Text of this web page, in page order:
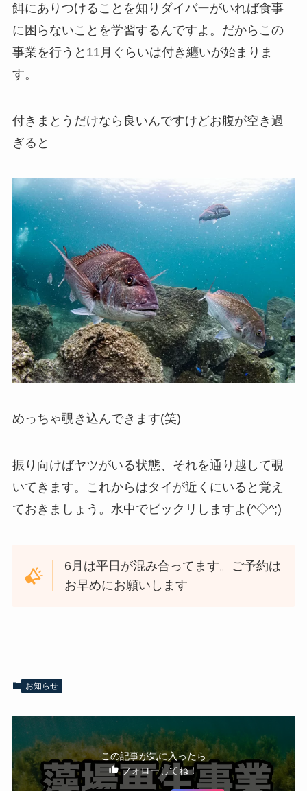
餌にありつけることを知りダイバーがいれば食事
に困らないことを学習するんですよ。だからこの
事業を行うと11月ぐらいは付き纏いが始まりま
す。
付きまとうだけなら良いんですけどお腹が空き過
ぎると
めっちゃ覗き込んできます(笑)
振り向けばヤツがいる状態、それを通り越して覗
いてきます。これからはタイが近くにいると覚え
ておきましょう。水中でビックリしますよ(^◇^;)
6月は平日が混み合ってます。ご予約は
お早めにお願いします
お知らせ
この記事が気に入ったら
フォローしてね！